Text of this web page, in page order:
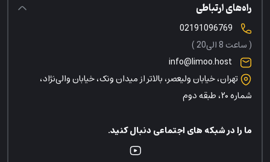
راه‌های ارتباطی
( ساعت 8 الی20 )
info@limoo.host
تهران، خیابان ولیعصر، بالاتر از میدان ونک، خیابان والی‌نژاد،
شماره ۲۰، طبقه دوم
ما را در شبکه های اجتماعی دنبال کنید.